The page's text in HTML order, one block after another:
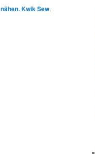
nähen. Kwik Sew,